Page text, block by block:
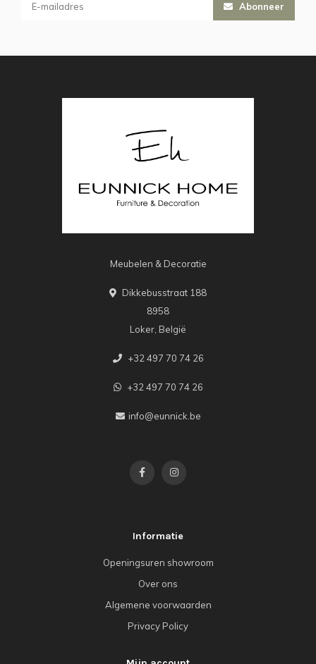
Abonneer
Meubelen & Decoratie
Dikkebusstraat 188
8958
Loker, België
+32 497 70 74 26
+32 497 70 74 26
info@eunnick.be
Informatie
Openingsuren showroom
Over ons
Algemene voorwaarden
Privacy Policy